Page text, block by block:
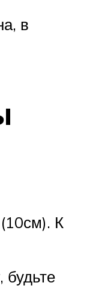
в
К
будьте